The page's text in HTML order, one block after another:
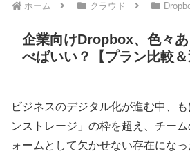
ホーム クラウド
企業向けDropbox、色々
べばいい？【プラン比較＆
ビジネスのデジタル化が進む中、
ンストレージ」の枠を超え、チー
ォームとして欠かせない存在になっ